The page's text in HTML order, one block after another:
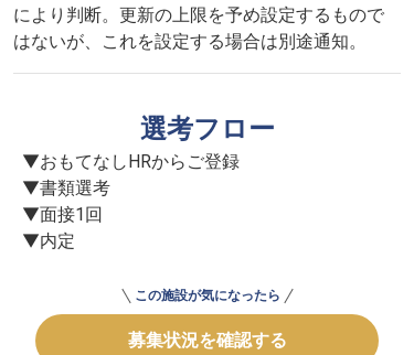
により判断。更新の上限を予め設定するもので
はないが、これを設定する場合は別途通知。
選考フロー
▼おもてなしHRからご登録
▼書類選考
▼面接1回
▼内定
この施設が気になったら
募集状況を確認する